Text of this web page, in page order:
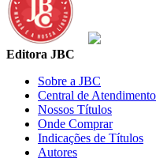
Editora JBC
Sobre a JBC
Central de Atendimento
Nossos Títulos
Onde Comprar
Indicações de Títulos
Autores